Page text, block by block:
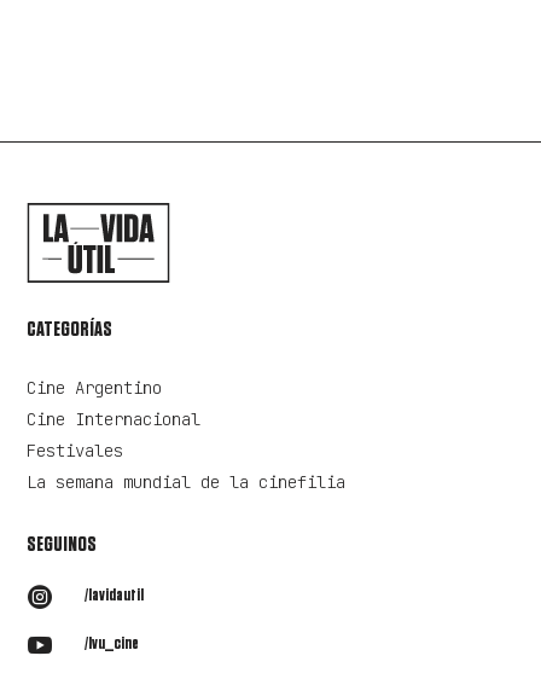
CATEGORÍAS
Cine Argentino
Cine Internacional
Festivales
La semana mundial de la cinefilia
SEGUINOS
 /lavidautil
 /lvu_cine